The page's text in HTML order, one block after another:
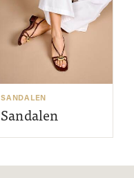
SANDALEN
Sandalen